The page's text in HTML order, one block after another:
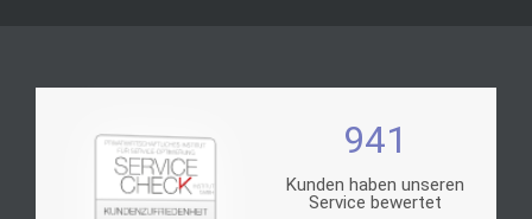
941
Kunden haben unseren
Service bewertet